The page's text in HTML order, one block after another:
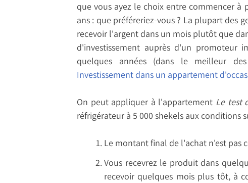
que vous ayez le choix entre commencer
ans : que préféreriez-vous ? La plupart des
recevoir l'argent dans un mois plutôt que
d'investissement auprès d'un promoteur
quelques années (dans le meilleur
Investissement dans un appartement
On peut appliquer à l'appartement Le test
réfrigérateur à 5 000 shekels aux conditions
Le montant final de l'achat n'est pas
Vous recevrez le produit dans
recevoir quelques mois plus tôt, à